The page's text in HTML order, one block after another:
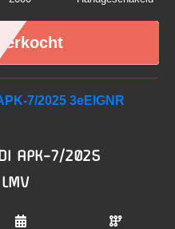
Verkocht
APK-7/2025